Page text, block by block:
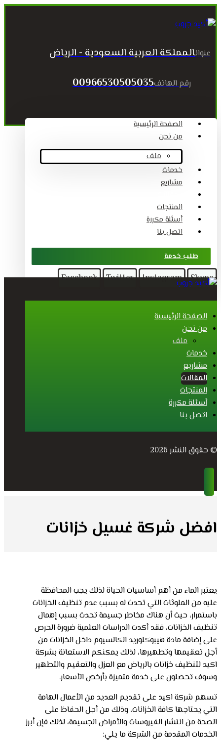
عنوانالمملكة العربية السعودية - الرياض
رقم الهاتف00966530505035
الصفحة الرئيسية
من نحن
ملف
خدمات
مشاريع
المنتجات
أسئلة مكررة
اتصل بنا
طلب خدمة
Facebook Twitter Instagram Skype
الصفحة الرئيسية
من نحن
ملف
خدمات
مشاريع
المقالات
المنتجات
أسئلة مكررة
اتصل بنا
© حقوق النشر 2026
افضل شركة غسيل خزانات
يعتبر الماء من أهم أساسيات الحياة لذلك يجب المحافظة
عليه من الملوثات التي تحدث له بسبب عدم تنظيف الخزانات
باستمرار، حيث أن هناك مخاطر جسيمة تحدث بسبب إهمال
تنظيف الخزانات، فقد أكدت الدراسات العلمية ضرورة الحرص
على إضافة مادة هيبوكلوريد الكالسيوم داخل الخزانات من
أجل تعقيمها وتطهيرها، لذلك يمكنكم الاستعانة بشركة
اكيد لتنظيف خزانات بالرياض مع العزل والتعقيم والتطهير
وسوف تحصلون على خدمة متميزة بأرخص الأسعار.
تسهم شركة اكيد على تقديم العديد من الأعمال الهامة
التي يحتاجها كافة الخزانات، وذلك من أجل الحفاظ على
الصحة من انتشار الفيروسات والأمراض الجسيمة، لذلك فإن أبرز
الخدمات المقدمة من الشركة ما يلي: